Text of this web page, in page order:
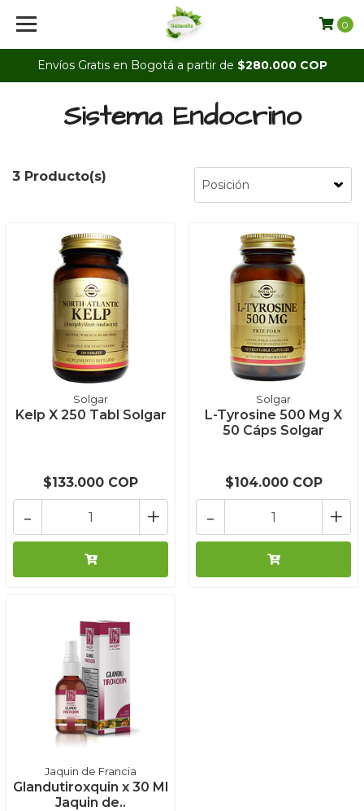
Envíos Gratis en Bogotá a partir de $280.000 COP
0
Sistema Endocrino
3 Producto(s)
Solgar
Kelp X 250 Tabl Solgar
$133.000 COP
+
-
Solgar
L-Tyrosine 500 Mg X
50 Cáps Solgar
$104.000 COP
+
-
Jaquin de Francia
Glandutiroxquin x 30 Ml
Jaquin de..